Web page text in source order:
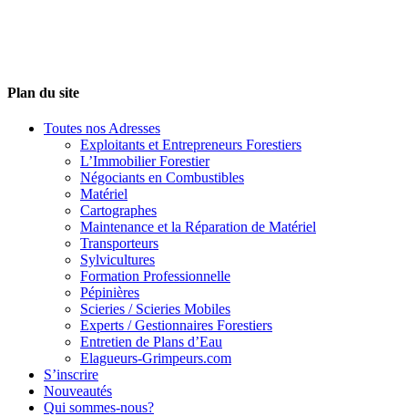
Plan du site
Toutes nos Adresses
Exploitants et Entrepreneurs Forestiers
L’Immobilier Forestier
Négociants en Combustibles
Matériel
Cartographes
Maintenance et la Réparation de Matériel
Transporteurs
Sylvicultures
Formation Professionnelle
Pépinières
Scieries / Scieries Mobiles
Experts / Gestionnaires Forestiers
Entretien de Plans d’Eau
Elagueurs-Grimpeurs.com
S’inscrire
Nouveautés
Qui sommes-nous?